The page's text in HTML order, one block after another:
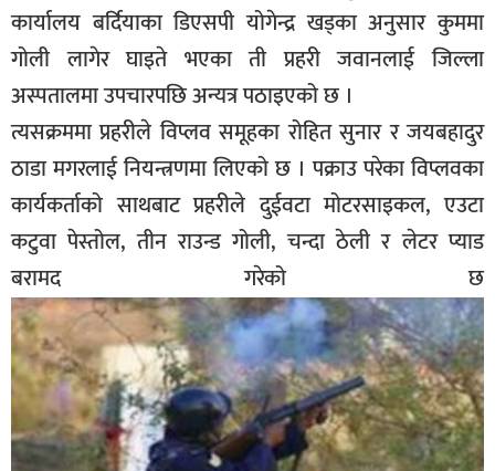
प्रवधि
कार्यालय बर्दियाका डिएसपी योगेन्द्र खड्का अनुसार कुममा
गोली लागेर घाइते भएका ती प्रहरी जवानलाई जिल्ला
अस्पतालमा उपचारपछि अन्यत्र पठाइएको छ ।
त्यसक्रममा प्रहरीले विप्लव समूहका रोहित सुनार र जयबहादुर
ठाडा मगरलाई नियन्त्रणमा लिएको छ । पक्राउ परेका विप्लवका
कार्यकर्ताको साथबाट प्रहरीले दुईवटा मोटरसाइकल, एउटा
कटुवा पेस्तोल, तीन राउन्ड गोली, चन्दा ठेली र लेटर प्याड
बरामद गरेको छ